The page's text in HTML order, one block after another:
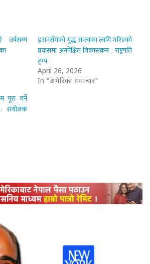
वर्षसम्म
इरानसँगको युद्ध अन्त्यका लागि गरिएको
प्रयासमा अनपेक्षित विकासक्रम : राष्ट्रपति
ट्रम्प
April 26, 2026
In "अमेरिका समाचार"
पूरा गर्ने
: संयोजक